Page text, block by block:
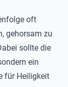
oft
gehorsam zu
sollte die
ein
für Heiligkeit